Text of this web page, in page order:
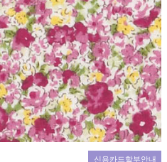
신용카드할부안내